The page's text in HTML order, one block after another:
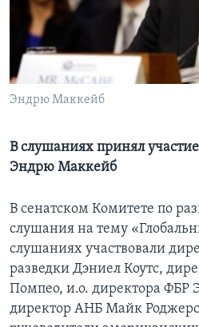
Learning English
СОЦИАЛЬНЫЕ СЕТИ
Языки
Эндрю Маккейб
В слушаниях принял
Эндрю Маккейб
В сенатском Комитете по
слушания на тему
слушаниях участвовали
разведки Дэниел Коутс,
Помпео, и.о. директора ФБР
директор АНБ Майк